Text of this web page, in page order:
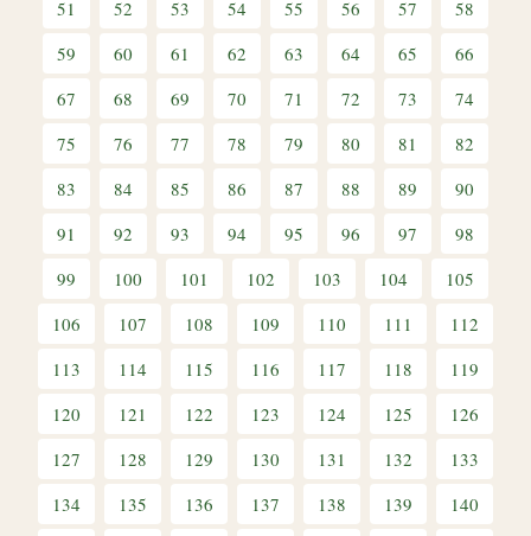
51
52 53 54 55 56 57
58
59
60 61 62 63 64 65
66
67
68 69 70 71 72 73
74
75
76 77 78 79 80 81
82
83
84 85 86 87 88 89
90
91
92 93 94 95 96 97
98
99
100 101 102 103 104
105
106
107 108 109 110 111
112
113
114 115 116 117 118
119
120
121 122 123 124 125
126
127
128 129 130 131 132
133
134
135 136 137 138 139
140